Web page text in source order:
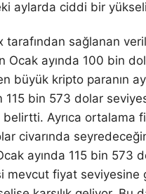
aylarda ciddi bir
tarafından sağlanan
Ocak ayında 100 bin
büyük kripto paranın
115 bin 573 dolar
Ayrıca ortalama
civarında
ayında 115 bin 573
mevcut fiyat seviyesine